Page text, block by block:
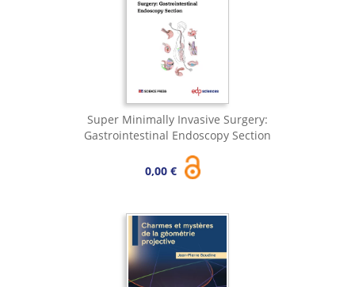
Super Minimally Invasive Surgery:
Gastrointestinal Endoscopy Section
0,00 €